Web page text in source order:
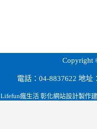
Copyright
電話：04-8837622 地
Lifefun瘋生活 彰化網站設計製作